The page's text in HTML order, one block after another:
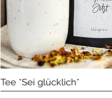
Schnellansicht
Tee *Sei glücklich*